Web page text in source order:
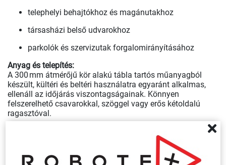
telephelyi behajtókhoz és magánutakhoz
társasházi belső udvarokhoz
parkolók és szervizutak forgalomirányításához
Anyag és telepítés:
A 300 mm átmérőjű kör alakú tábla tartós műanyagból
készült, kültéri és beltéri használatra egyaránt alkalmas,
ellenáll az időjárás viszontagságainak. Könnyen
felszerelhető csavarokkal, szöggel vagy erős kétoldalú
ragasztóval.
biztosítja, hanem növeli a
látogatók és dolgozók biztonságérzetét, valamint
egyértelműsíti a behajtásra vonatkozó korlátozásokat.